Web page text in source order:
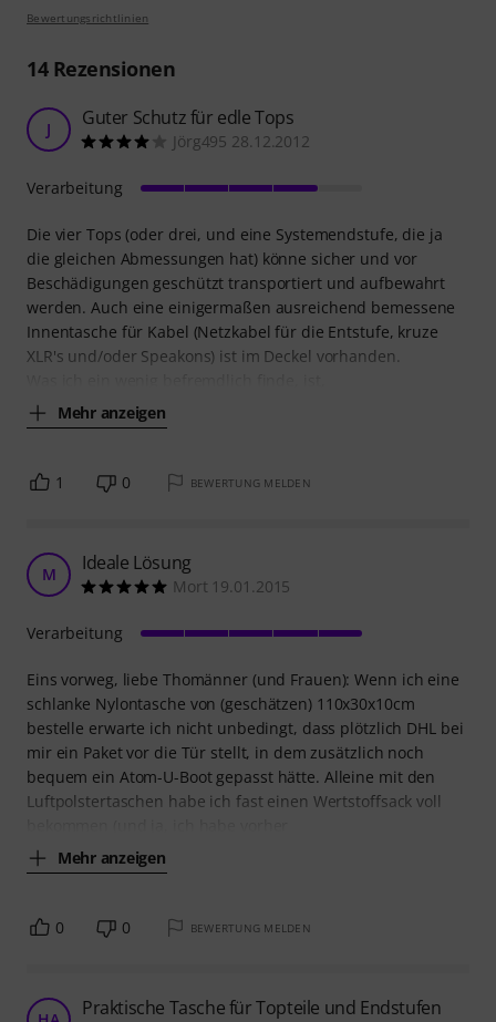
Bewertungsrichtlinien
14Rezensionen
J Guter Schutz für edle Tops
Jörg495 28.12.2012
Die vier Tops (oder drei, und eine Systemendstufe, die ja
die gleichen Abmessungen hat) könne sicher und vor
Beschädigungen geschützt transportiert und aufbewahrt
werden. Auch eine einigermaßen ausreichend bemessene
Innentasche für Kabel (Netzkabel für die Entstufe, kruze
XLR's und/oder Speakons) ist im Deckel vorhanden.
Mehr anzeigen
Verarbeitung
1 0 BEWERTUNG MELDEN
M Ideale Lösung
Mort 19.01.2015
Eins vorweg, liebe Thomänner (und Frauen): Wenn ich eine
schlanke Nylontasche von (geschätzen) 110x30x10cm
bestelle erwarte ich nicht unbedingt, dass plötzlich DHL bei
mir ein Paket vor die Tür stellt, in dem zusätzlich noch
bequem ein Atom-U-Boot gepasst hätte. Alleine mit den
Luftpolstertaschen habe ich fast einen Wertstoffsack voll
Mehr anzeigen
Verarbeitung
0 0 BEWERTUNG MELDEN
Praktische Tasche für Topteile und Endstufen